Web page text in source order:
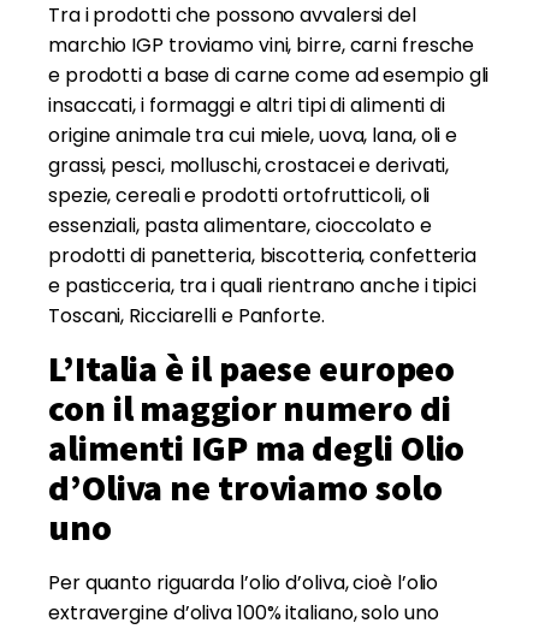
Tra i prodotti che possono avvalersi del
marchio IGP troviamo vini, birre, carni fresche
e prodotti a base di carne come ad esempio gli
insaccati, i formaggi e altri tipi di alimenti di
origine animale tra cui miele, uova, lana, oli e
grassi, pesci, molluschi, crostacei e derivati,
spezie, cereali e prodotti ortofrutticoli, oli
essenziali, pasta alimentare, cioccolato e
prodotti di panetteria, biscotteria, confetteria
e pasticceria, tra i quali rientrano anche i tipici
Toscani, Ricciarelli e Panforte.
L’Italia è il paese europeo
con il maggior numero di
alimenti IGP ma degli Olio
d’Oliva ne troviamo solo
uno
Per quanto riguarda l’olio d’oliva, cioè l’olio
extravergine d’oliva 100% italiano, solo uno